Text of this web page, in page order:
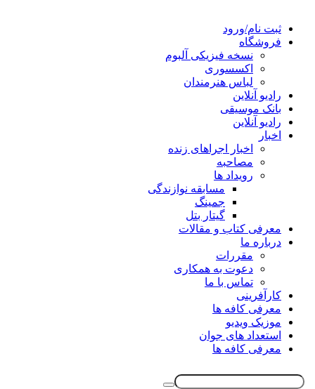
ثبت نام/ورود
فروشگاه
نسخه فیزیکی آلبوم
اکسسوری
لباس هنرمندان
رادیو آنلاین
بانک موسیقی
رادیو آنلاین
اخبار
اخبار اجراهای زنده
مصاحبه
رویداد ها
مسابقه نوازندگی
جمینگ
گیتار بتل
معرفی کتاب و مقالات
درباره ما
مقررات
دعوت به همکاری
تماس با ما
کارآفرینی
معرفی کافه ها
موزیک ویدیو
استعداد های جوان
معرفی کافه ها